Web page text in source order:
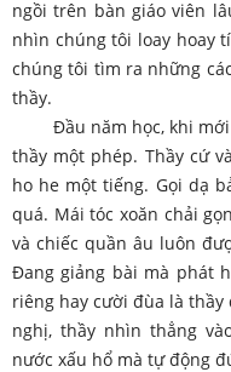
ngồi trên bàn giáo viên
nhìn chúng tôi loay hoay
chúng tôi tìm ra những
thầy.
Đầu năm học, khi mới
thầy một phép. Thầy cứ
ho he một tiếng. Gọi dạ
quá. Mái tóc xoăn chải
và chiếc quần âu luôn
Đang giảng bài mà phát
riêng hay cười đùa là
nghị, thầy nhìn thẳng
nước xấu hổ mà tự động